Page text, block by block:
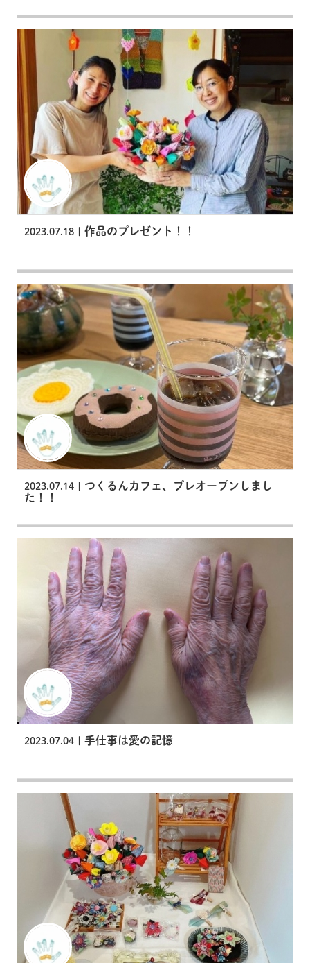
2023.07.18 | 作品のプレゼント！！
2023.07.14 | つくるんカフェ、プレオープンしまし
た！！
2023.07.04 | 手仕事は愛の記憶